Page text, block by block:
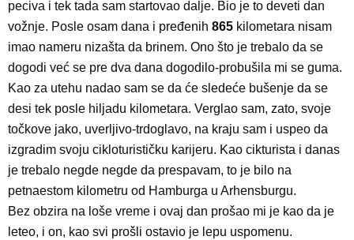
peciva i tek tada sam startovao dalje. Bio je to deveti dan
vožnje. Posle osam dana i pređenih 865 kilometara nisam
imao nameru nizašta da brinem. Ono što je trebalo da se
dogodi već se pre dva dana dogodilo-probušila mi se guma.
Kao za utehu nadao sam se da će sledeće bušenje da se
desi tek posle hiljadu kilometara. Verglao sam, zato, svoje
točkove jako, uverljivo-trdoglavo, na kraju sam i uspeo da
izgradim svoju cikloturističku karijeru. Kao cikturista i danas
je trebalo negde negde da prespavam, to je bilo na
petnaestom kilometru od Hamburga u Arhensburgu.
Bez obzira na loše vreme i ovaj dan prošao mi je kao da je
leteo, i on, kao svi prošli ostavio je lepu uspomenu.